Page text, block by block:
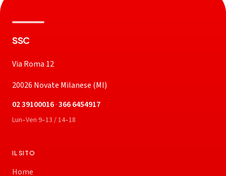
SSC
Via Roma 12
20026 Novate Milanese (MI)
02 39100016·366 6454917
Lun–Ven 9–13 / 14–18
IL SITO
Home